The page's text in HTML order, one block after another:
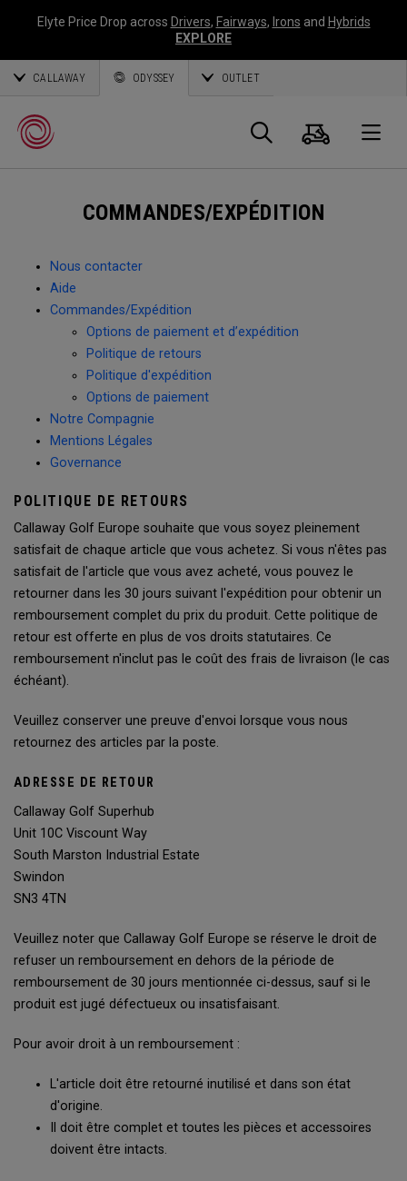
Elyte Price Drop across Drivers, Fairways, Irons and Hybrids
EXPLORE
CALLAWAY ODYSSEY OUTLET
Panier
COMMANDES/EXPÉDITION
Nous contacter
Aide
Commandes/Expédition
Options de paiement et d’expédition
Politique de retours
Politique d'expédition
Options de paiement
Notre Compagnie
Mentions Légales
Governance
POLITIQUE DE RETOURS
Callaway Golf Europe souhaite que vous soyez pleinement
satisfait de chaque article que vous achetez. Si vous n'êtes pas
satisfait de l'article que vous avez acheté, vous pouvez le
retourner dans les 30 jours suivant l'expédition pour obtenir un
remboursement complet du prix du produit. Cette politique de
retour est offerte en plus de vos droits statutaires. Ce
remboursement n'inclut pas le coût des frais de livraison (le cas
échéant).
Veuillez conserver une preuve d'envoi lorsque vous nous
retournez des articles par la poste.
ADRESSE DE RETOUR
Callaway Golf Superhub
Unit 10C Viscount Way
South Marston Industrial Estate
Swindon
SN3 4TN
Veuillez noter que Callaway Golf Europe se réserve le droit de
refuser un remboursement en dehors de la période de
remboursement de 30 jours mentionnée ci-dessus, sauf si le
produit est jugé défectueux ou insatisfaisant.
Pour avoir droit à un remboursement :
L'article doit être retourné inutilisé et dans son état
d'origine.
Il doit être complet et toutes les pièces et accessoires
doivent être intacts.